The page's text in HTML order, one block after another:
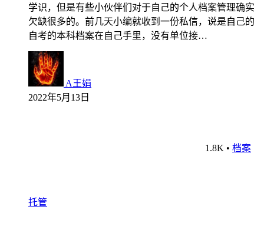
学识，但是有些小伙伴们对于自己的个人档案管理确实
欠缺很多的。前几天小编就收到一份私信，说是自己的
自考的本科档案在自己手里，没有单位接…
A王娟
2022年5月13日
1.8K • 档案
托管